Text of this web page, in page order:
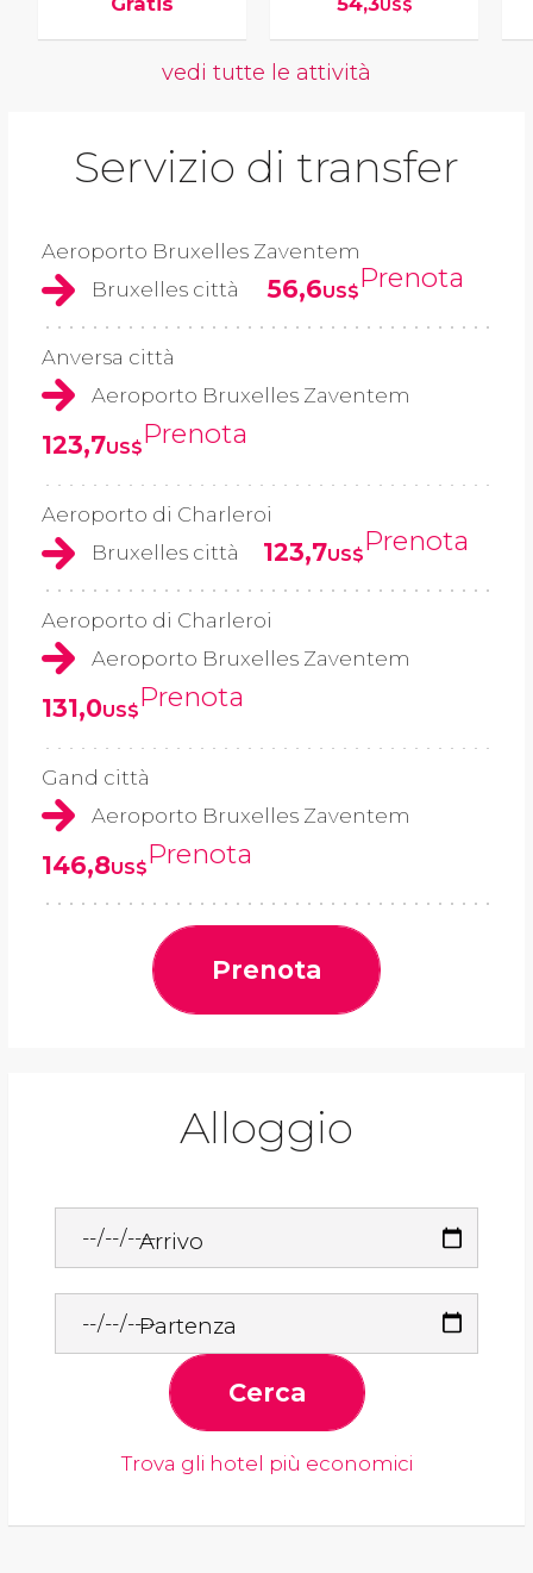
US$
vedi tutte le attività
Servizio di transfer
Aeroporto Bruxelles Zaventem
Bruxelles città
56,6US$Prenota
Anversa città
Aeroporto Bruxelles Zaventem
123,7US$Prenota
Aeroporto di Charleroi
Bruxelles città
123,7US$Prenota
Aeroporto di Charleroi
Aeroporto Bruxelles Zaventem
131,0US$Prenota
Gand città
Aeroporto Bruxelles Zaventem
146,8US$Prenota
Prenota
Alloggio
Arrivo
Partenza
Cerca
Trova gli hotel più economici